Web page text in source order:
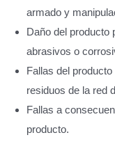
armado y
Daño del producto
abrasivos o
Fallas del
residuos de la red
Fallas a
producto.